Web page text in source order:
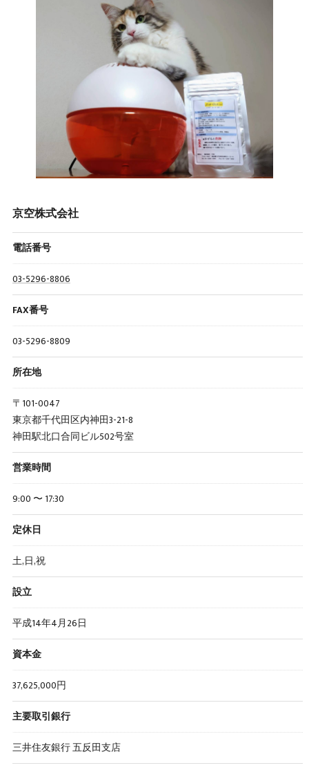
京空株式会社
電話番号
03-5296-8806
FAX番号
03-5296-8809
所在地
〒101-0047
東京都千代田区内神田3-21-8
神田駅北口合同ビル502号室
営業時間
9:00 〜 17:30
定休日
土,日,祝
設立
平成14年4月26日
資本金
37,625,000円
主要取引銀行
三井住友銀行 五反田支店